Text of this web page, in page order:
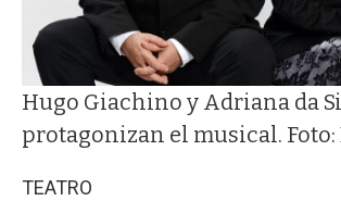
Hugo Giachino y Adriana da
protagonizan el musical.
TEATRO